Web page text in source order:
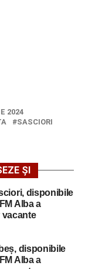
2024
SASCIORI
ȘI
disponibile
Alba a
disponibile
Alba a